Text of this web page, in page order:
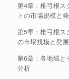
第4章：椎弓根ス
トの市場規模と
第5章：椎弓根ス
の市場規模と発
第6章：各地域と
分析